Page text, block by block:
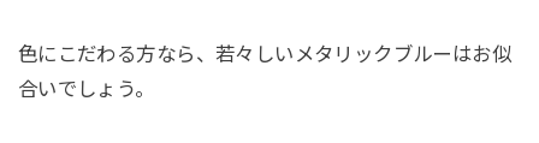
色にこだわる方なら、若々しいメタリックブルーはお似
合いでしょう。